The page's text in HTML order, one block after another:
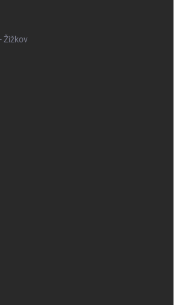
Žižkov